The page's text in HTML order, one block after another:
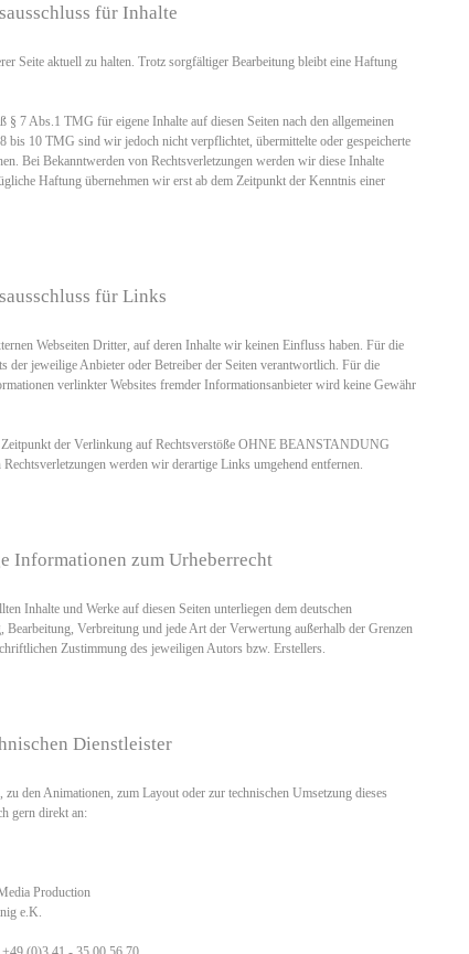
für Inhalte
Seite aktuell zu halten. Trotz sorgfältiger Bearbeitung bleibt eine Haftung
§ 7 Abs.1 TMG für eigene Inhalte auf diesen Seiten nach den allgemeinen
bis 10 TMG sind wir jedoch nicht verpflichtet, übermittelte oder gespeicherte
Bei Bekanntwerden von Rechtsverletzungen werden wir diese Inhalte
Haftung übernehmen wir erst ab dem Zeitpunkt der Kenntnis einer
für Links
Webseiten Dritter, auf deren Inhalte wir keinen Einfluss haben. Für die
der jeweilige Anbieter oder Betreiber der Seiten verantwortlich. Für die
verlinkter Websites fremder Informationsanbieter wird keine Gewähr
der Verlinkung auf Rechtsverstöße OHNE BEANSTANDUNG
werden wir derartige Links umgehend entfernen.
Informationen zum Urheberrecht
Inhalte und Werke auf diesen Seiten unterliegen dem deutschen
Verbreitung und jede Art der Verwertung außerhalb der Grenzen
Zustimmung des jeweiligen Autors bzw. Erstellers.
Dienstleister
den Animationen, zum Layout oder zur technischen Umsetzung dieses
gern direkt an:
Production
e.K.